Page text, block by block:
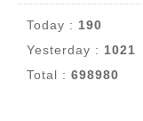
Today : 190
Yesterday : 1021
Total : 698980